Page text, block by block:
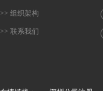
>> 组织架构
>> 联系我们